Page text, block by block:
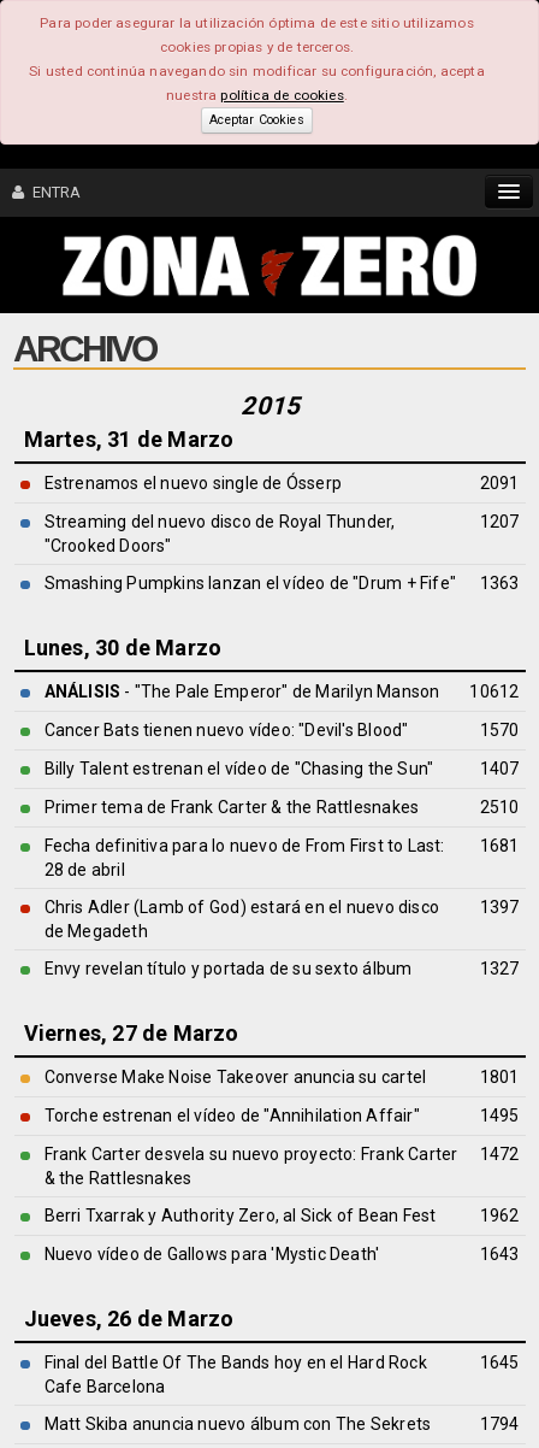
Para poder asegurar la utilización óptima de este sitio utilizamos
cookies propias y de terceros.
Si usted continúa navegando sin modificar su configuración, acepta
nuestrapolítica de cookies.
Aceptar Cookies
ENTRA
CONTENIDO
COMUNIDAD
FOROS
ARCHIVO
2015
Martes, 31 de Marzo
Estrenamos el nuevo single de Ósserp
2091
Streaming del nuevo disco de Royal Thunder,
"Crooked Doors"
1207
Smashing Pumpkins lanzan el vídeo de "Drum + Fife" 1363
Lunes, 30 de Marzo
ANÁLISIS - "The Pale Emperor" de Marilyn Manson
10612
Cancer Bats tienen nuevo vídeo: "Devil's Blood"
1570
Billy Talent estrenan el vídeo de "Chasing the Sun"
1407
Primer tema de Frank Carter & the Rattlesnakes
2510
Fecha definitiva para lo nuevo de From First to Last:
28 de abril
1681
Chris Adler (Lamb of God) estará en el nuevo disco
de Megadeth
1397
Envy revelan título y portada de su sexto álbum 1327
Viernes, 27 de Marzo
Converse Make Noise Takeover anuncia su cartel
1801
Torche estrenan el vídeo de "Annihilation Affair"
1495
Frank Carter desvela su nuevo proyecto: Frank Carter
& the Rattlesnakes
1472
Berri Txarrak y Authority Zero, al Sick of Bean Fest
1962
Nuevo vídeo de Gallows para 'Mystic Death'
1643
Jueves, 26 de Marzo
Final del Battle Of The Bands hoy en el Hard Rock
Cafe Barcelona
1645
Matt Skiba anuncia nuevo álbum con The Sekrets
1794